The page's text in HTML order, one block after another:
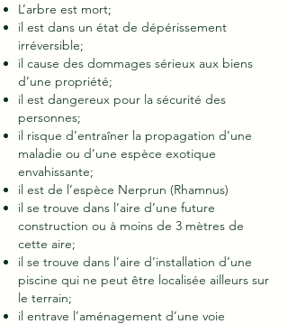
L’arbre est mort;
il est dans un état de dépérissement
irréversible;
il cause des dommages sérieux aux biens
d’une propriété;
il est dangereux pour la sécurité des
personnes;
il risque d’entraîner la propagation d’une
maladie ou d’une espèce exotique
envahissante;
il est de l’espèce Nerprun (Rhamnus)
il se trouve dans l’aire d’une future
construction ou à moins de 3 mètres de
cette aire;
il se trouve dans l’aire d’installation d’une
piscine qui ne peut être localisée ailleurs sur
le terrain;
il entrave l’aménagement d’une voie